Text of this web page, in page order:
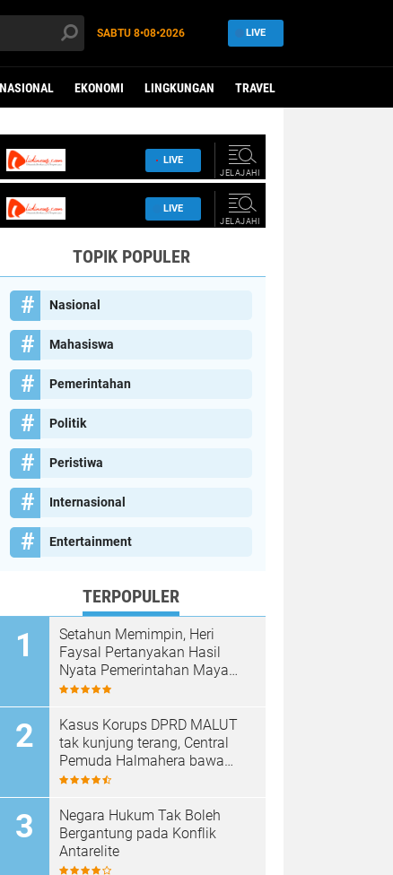
SABTU 8•08•2026 LIVE
EKONOMI LINGKUNGAN TRAVEL
TOPIK POPULER
Nasional
Mahasiswa
Pemerintahan
Politik
Peristiwa
Internasional
Entertainment
TERPOPULER
Setahun Memimpin, Heri
Faysal Pertanyakan Hasil
Nyata Pemerintahan Maya
Hasmita–Jamri
Kasus Korups DPRD MALUT
tak kunjung terang, Central
Pemuda Halmahera bawa
laporan ke Kejagung dan KPK
Negara Hukum Tak Boleh
Bergantung pada Konflik
Antarelite